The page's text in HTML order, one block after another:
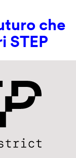
che
STEP